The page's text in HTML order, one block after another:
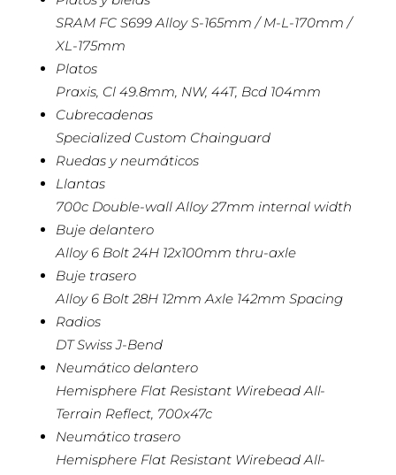
SRAM FC S699 Alloy S-165mm / M-L-170mm /
XL-175mm
Platos
Praxis, Cl 49.8mm, NW, 44T, Bcd 104mm
Cubrecadenas
Specialized Custom Chainguard
Ruedas y neumáticos
Llantas
700c Double-wall Alloy 27mm internal width
Buje delantero
Alloy 6 Bolt 24H 12x100mm thru-axle
Buje trasero
Alloy 6 Bolt 28H 12mm Axle 142mm Spacing
Radios
DT Swiss J-Bend
Neumático delantero
Hemisphere Flat Resistant Wirebead All-
Terrain Reflect, 700x47c
Neumático trasero
Hemisphere Flat Resistant Wirebead All-